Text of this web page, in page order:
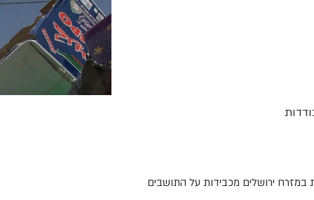
במזרח ירושלים מכבידות על התושבים